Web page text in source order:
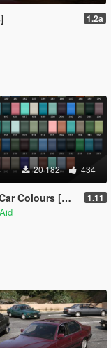
1.2a
20 182 434
[Add-On] 1.11